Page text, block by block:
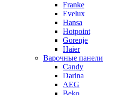
Franke
Evelux
Hansa
Hotpoint
Gorenje
Haier
Варочные панели
Candy
Darina
AEG